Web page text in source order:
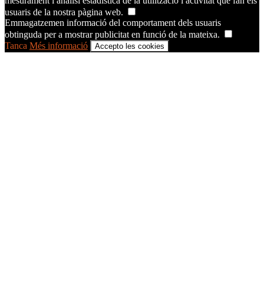
usuaris de la nostra pàgina web.
Emmagatzemen informació del comportament dels usuaris
obtinguda per a mostrar publicitat en funció de la mateixa.
Tanca Més informació Accepto les cookies